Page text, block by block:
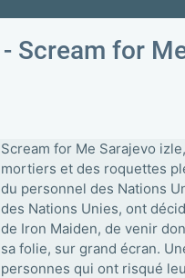
Scream for
Scream for Me Sarajevo
mortiers et des roquettes
du personnel des Nations
des Nations Unies, ont
de Iron Maiden, de venir
sa folie, sur grand écran.
personnes qui ont risqué